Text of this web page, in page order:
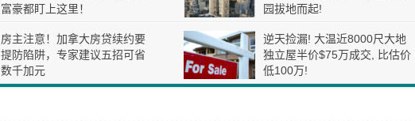
富豪都盯上这里！
园拔地而起!
房主注意！加拿大房贷续约要
提防陷阱，专家建议五招可省
数千加元
逆天捡漏! 大温近8000尺大地
独立屋半价$75万成交, 比估价
低100万!